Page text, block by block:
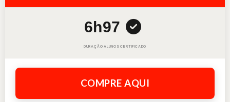
6h
DURAÇÃO
97
ALUNOS CERTIFICADO
COMPRE AQUI